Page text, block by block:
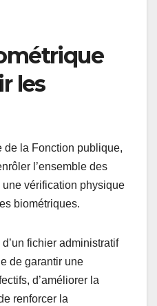
les
de la Fonction publique,
l’ensemble des
une vérification physique
biométriques.
fichier administratif
de garantir une
d’améliorer la
renforcer la